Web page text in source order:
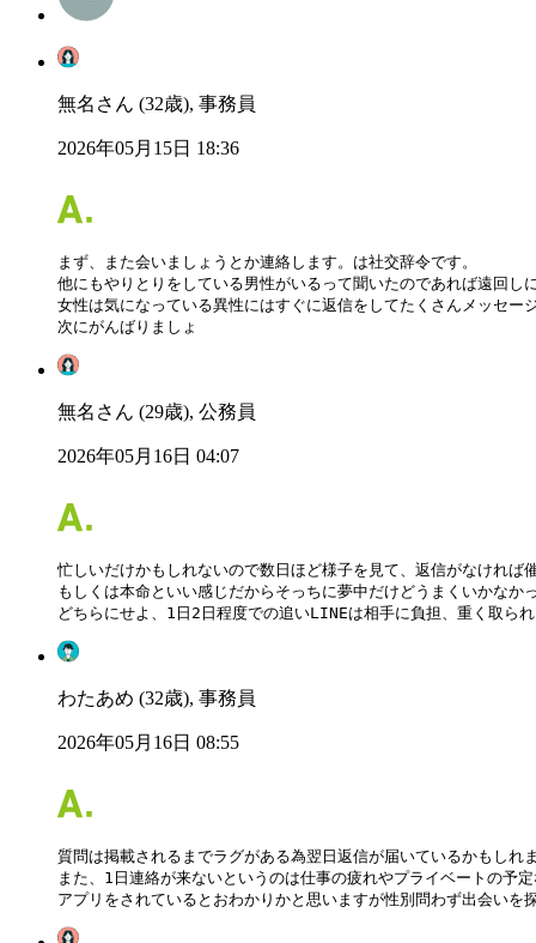
無名さん (32歳), 事務員
2026年05月15日 18:36
まず、また会いましょうとか連絡します。は社交辞令です。
他にもやりとりをしている男性がいるって聞いたのであれば遠回し
女性は気になっている異性にはすぐに返信をしてたくさんメッセー
次にがんばりましょ
無名さん (29歳), 公務員
2026年05月16日 04:07
忙しいだけかもしれないので数日ほど様子を見て、返信がなけれ
もしくは本命といい感じだからそっちに夢中だけどうまくいかなか
どちらにせよ、1日2日程度での追いLINEは相手に負担、重く取ら
わたあめ (32歳), 事務員
2026年05月16日 08:55
質問は掲載されるまでラグがある為翌日返信が届いているかもし
また、1日連絡が来ないというのは仕事の疲れやプライベートの予
アプリをされているとおわかりかと思いますが性別問わず出会い